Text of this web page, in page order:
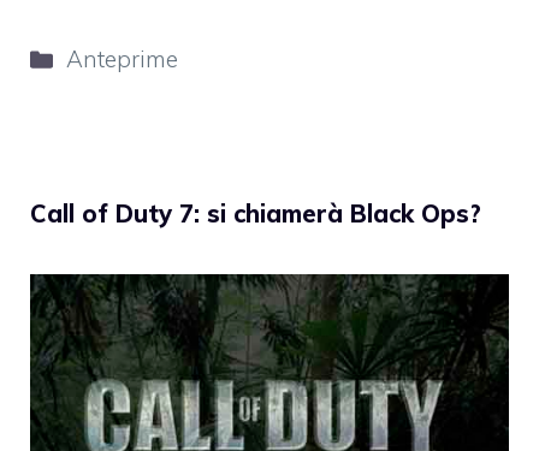
Categorie
Anteprime
Call of Duty 7: si chiamerà Black Ops?